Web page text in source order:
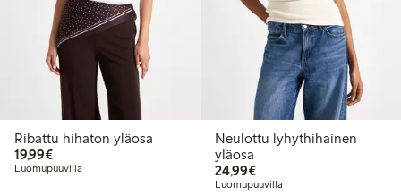
Ribattu hihaton yläosa
19,99€19,99 €
Luomupuuvilla
Neulottu lyhythihainen
yläosa
24,99€24,99 €
Luomupuuvilla